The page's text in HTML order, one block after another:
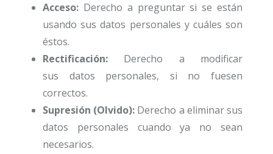
Acceso: Derecho a preguntar si se están
usando sus datos personales y cuáles son
éstos.
Rectificación: Derecho a modificar
sus
datos personales, si no fuesen
correctos.
Supresión (Olvido): Derecho a eliminar sus
datos personales cuando ya no sean
necesarios.